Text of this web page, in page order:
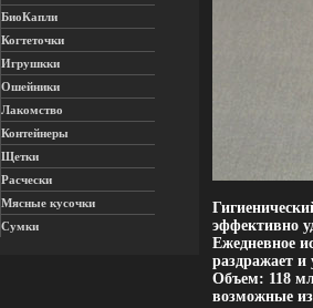
БиоКапли
Когтеточки
Игрушкки
Ошейники
Лакомство
Контейнеры
Щетки
Расчески
Мясные кусочки
Сумки
эффективно
Ежедневное
раздражает
Объем: 118
возможные